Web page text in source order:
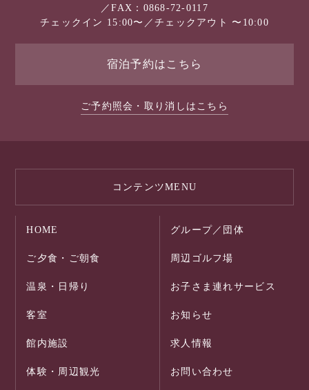
／FAX：0868-72-0117
チェックイン 15:00〜／チェックアウト 〜10:00
宿泊予約はこちら
ご予約照会・取り消しはこちら
コンテンツMENU
HOME
ご夕食・ご朝食
温泉・日帰り
客室
館内施設
体験・周辺観光
グループ／団体
周辺ゴルフ場
お子さま連れサービス
お知らせ
求人情報
お問い合わせ